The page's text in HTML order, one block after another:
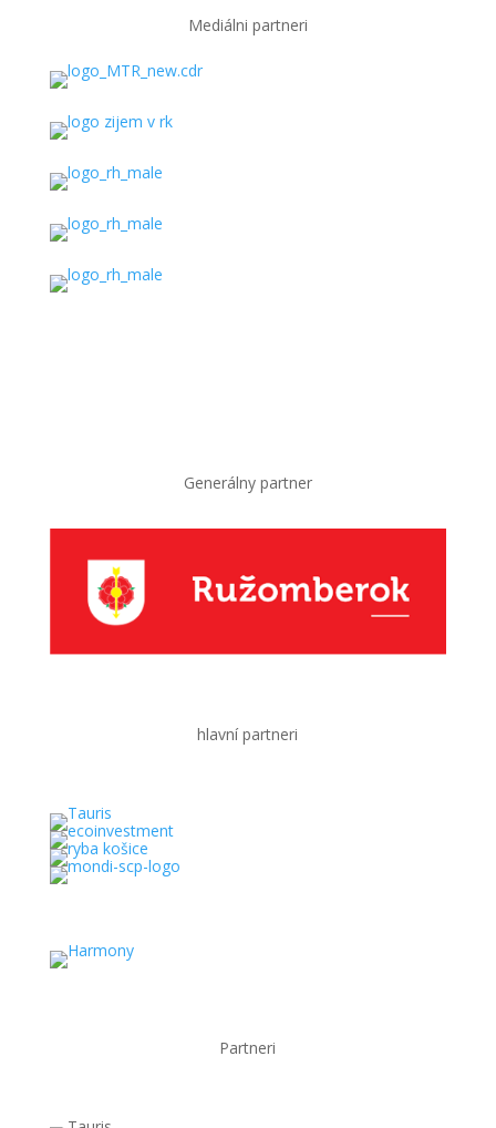
Mediálni partneri
Generálny partner
hlavní partneri
Partneri